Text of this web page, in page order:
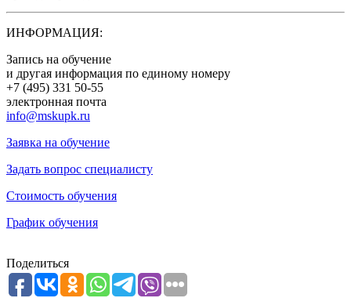
ИНФОРМАЦИЯ:
Запись на обучение
и другая информация по единому номеру
+7 (495) 331 50-55
электронная почта
info@mskupk.ru
Заявка на обучение
Задать вопрос специалисту
Стоимость обучения
График обучения
Поделиться